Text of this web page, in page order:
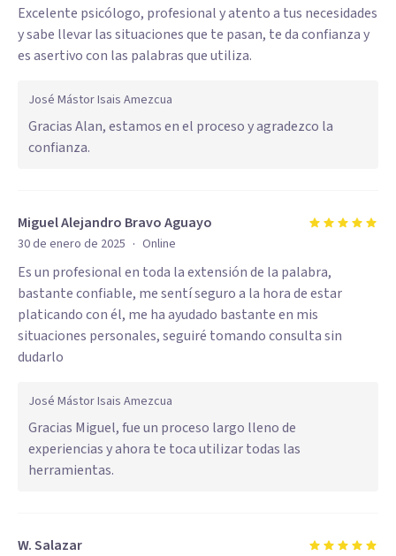
Excelente psicólogo, profesional y atento a tus necesidades
y sabe llevar las situaciones que te pasan, te da confianza y
es asertivo con las palabras que utiliza.
José Mástor Isais Amezcua
Gracias Alan, estamos en el proceso y agradezco la
confianza.
Miguel Alejandro Bravo Aguayo
30 de enero de 2025 · Online
Es un profesional en toda la extensión de la palabra,
bastante confiable, me sentí seguro a la hora de estar
platicando con él, me ha ayudado bastante en mis
situaciones personales, seguiré tomando consulta sin
dudarlo
José Mástor Isais Amezcua
Gracias Miguel, fue un proceso largo lleno de
experiencias y ahora te toca utilizar todas las
herramientas.
W. Salazar